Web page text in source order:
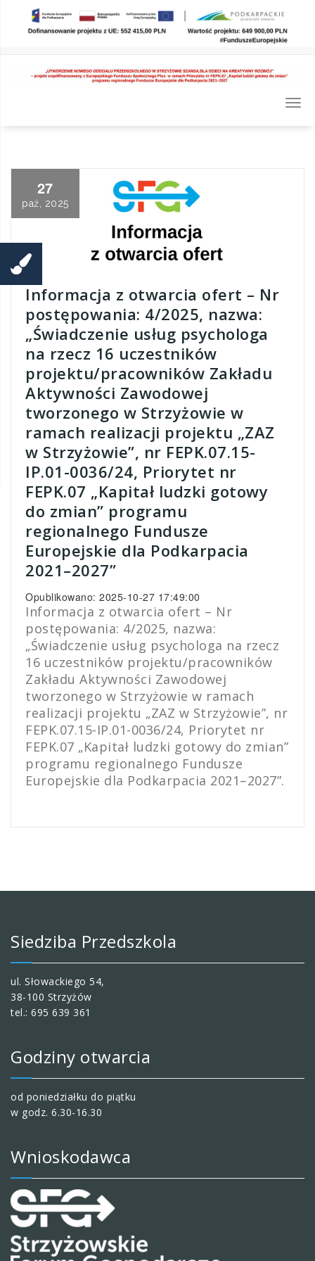
27
paź, 2025
Informacja z otwarcia ofert – Nr
postępowania: 4/2025, nazwa:
„Świadczenie usług psychologa
na rzecz 16 uczestników
projektu/pracowników Zakładu
Aktywności Zawodowej
tworzonego w Strzyżowie w
ramach realizacji projektu „ZAZ
w Strzyżowie”, nr FEPK.07.15-
IP.01-0036/24, Priorytet nr
FEPK.07 „Kapitał ludzki gotowy
do zmian” programu
regionalnego Fundusze
Europejskie dla Podkarpacia
2021–2027”
Opublikowano: 2025-10-27 17:49:00
Informacja z otwarcia ofert – Nr
postępowania: 4/2025, nazwa:
„Świadczenie usług psychologa na rzecz
16 uczestników projektu/pracowników
Zakładu Aktywności Zawodowej
tworzonego w Strzyżowie w ramach
realizacji projektu „ZAZ w Strzyżowie”, nr
FEPK.07.15-IP.01-0036/24, Priorytet nr
FEPK.07 „Kapitał ludzki gotowy do zmian”
programu regionalnego Fundusze
Europejskie dla Podkarpacia 2021–2027”.
Siedziba Przedszkola
ul. Słowackiego 54,
38-100 Strzyżów
tel.: 695 639 361
Godziny otwarcia
od poniedziałku do piątku
w godz. 6.30-16.30
Wnioskodawca